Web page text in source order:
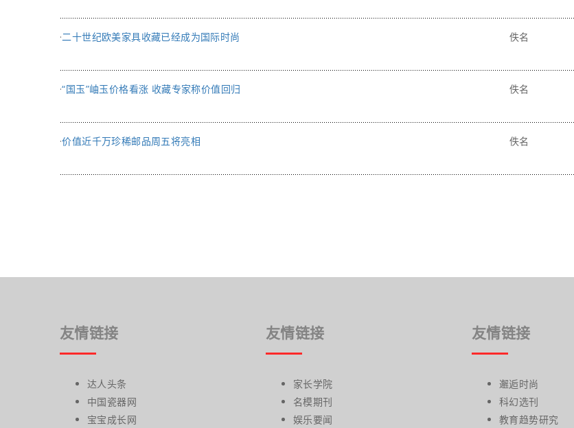
·二十世纪欧美家具收藏已经成为国际时尚 佚名
·“国玉”岫玉价格看涨 收藏专家称价值回归 佚名
·价值近千万珍稀邮品周五将亮相 佚名
友情链接
达人头条
中国瓷器网
宝宝成长网
友情链接
家长学院
名模期刊
娱乐要闻
友情链接
邂逅时尚
科幻选刊
教育趋势研究